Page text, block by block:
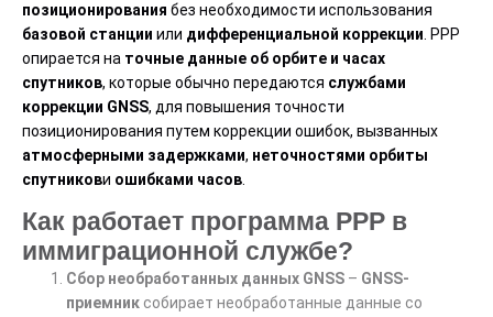
позиционирования без необходимости использования
базовой станции или дифференциальной коррекции . PPP
опирается на точные данные об орбите и часах
спутников, которые обычно передаются службами
коррекции GNSS, для повышения точности
позиционирования путем коррекции ошибок, вызванных
атмосферными задержками, неточностями орбиты
спутникови ошибками часов
Как работает программа PPP в
иммиграционной службе?
Сбор необработанных данных GNSS – GNSS-
приемник собирает необработанные данные со